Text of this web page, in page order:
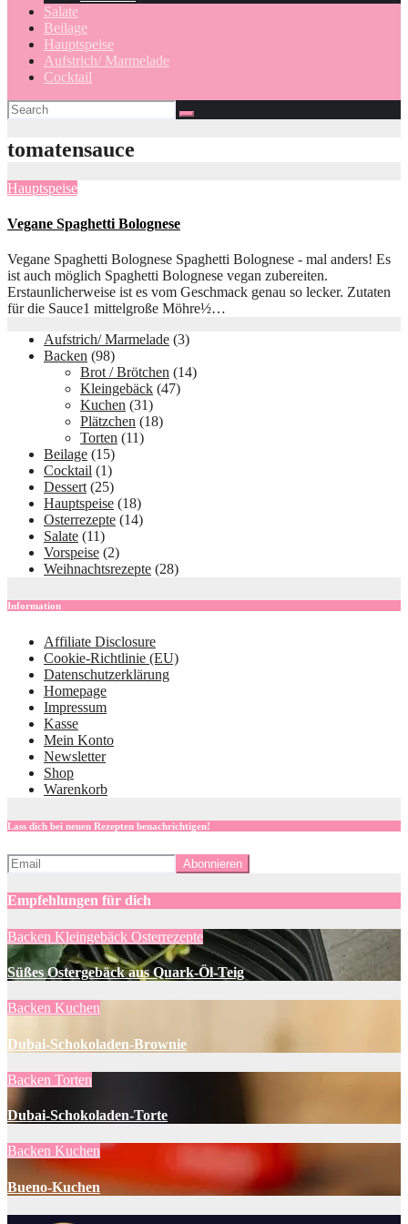
Salate
Beilage
Hauptspeise
Aufstrich/ Marmelade
Cocktail
tomatensauce
Hauptspeise
Vegane Spaghetti Bolognese
Vegane Spaghetti Bolognese Spaghetti Bolognese - mal anders! Es
ist auch möglich Spaghetti Bolognese vegan zubereiten.
Erstaunlicherweise ist es vom Geschmack genau so lecker. Zutaten
für die Sauce1 mittelgroße Möhre½…
Aufstrich/ Marmelade (3)
Backen (98)
Brot / Brötchen (14)
Kleingebäck (47)
Kuchen (31)
Plätzchen (18)
Torten (11)
Beilage (15)
Cocktail (1)
Dessert (25)
Hauptspeise (18)
Osterrezepte (14)
Salate (11)
Vorspeise (2)
Weihnachtsrezepte (28)
Information
Affiliate Disclosure
Cookie-Richtlinie (EU)
Datenschutzerklärung
Homepage
Impressum
Kasse
Mein Konto
Newsletter
Shop
Warenkorb
Lass dich bei neuen Rezepten benachrichtigen!
Empfehlungen für dich
Backen Kleingebäck Osterrezepte
Süßes Ostergebäck aus Quark-Öl-Teig
Backen Kuchen
Dubai-Schokoladen-Brownie
Backen Torten
Dubai-Schokoladen-Torte
Backen Kuchen
Bueno-Kuchen